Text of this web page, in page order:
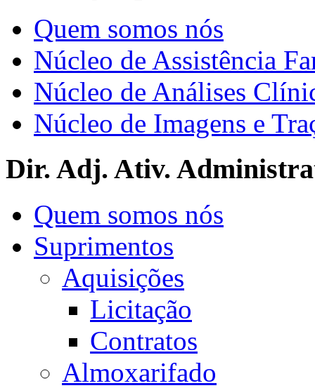
Quem somos nós
Núcleo de Assistência
Núcleo de Análises
Núcleo de Imagens e
Dir. Adj. Ativ.
Quem somos nós
Suprimentos
Aquisições
Licitação
Contratos
Almoxarifado